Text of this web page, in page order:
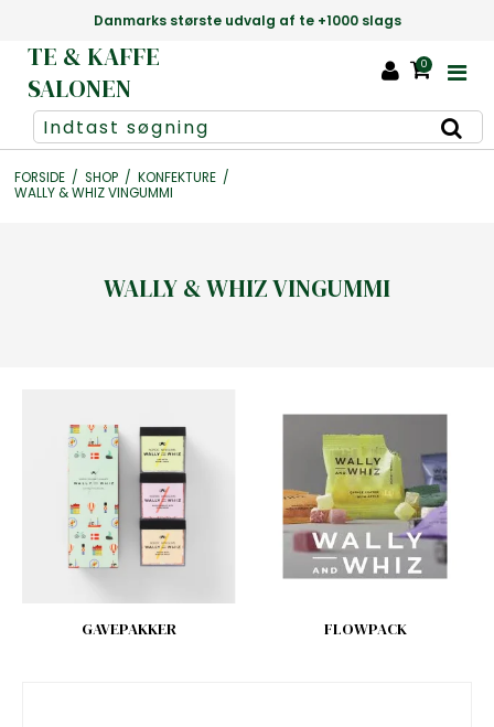
Danmarks største udvalg af te +1000 slags
TE & KAFFE
SALONEN
0
FORSIDE / SHOP / KONFEKTURE /
WALLY & WHIZ VINGUMMI
WALLY & WHIZ VINGUMMI
GAVEPAKKER FLOWPACK